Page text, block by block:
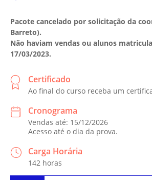
Pacote cancelado por solicitação da
Barreto).
Não haviam vendas ou alunos
17/03/2023.
Certificado
Ao final do curso receba um
Cronograma
Vendas até: 15/12/2026
Acesso até o dia da prova.
Carga Horária
142 horas